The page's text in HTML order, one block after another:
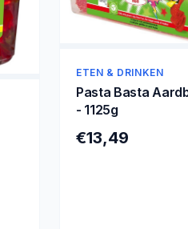
ETEN & DRINKEN
Pasta Basta
- 1125g
€13,49